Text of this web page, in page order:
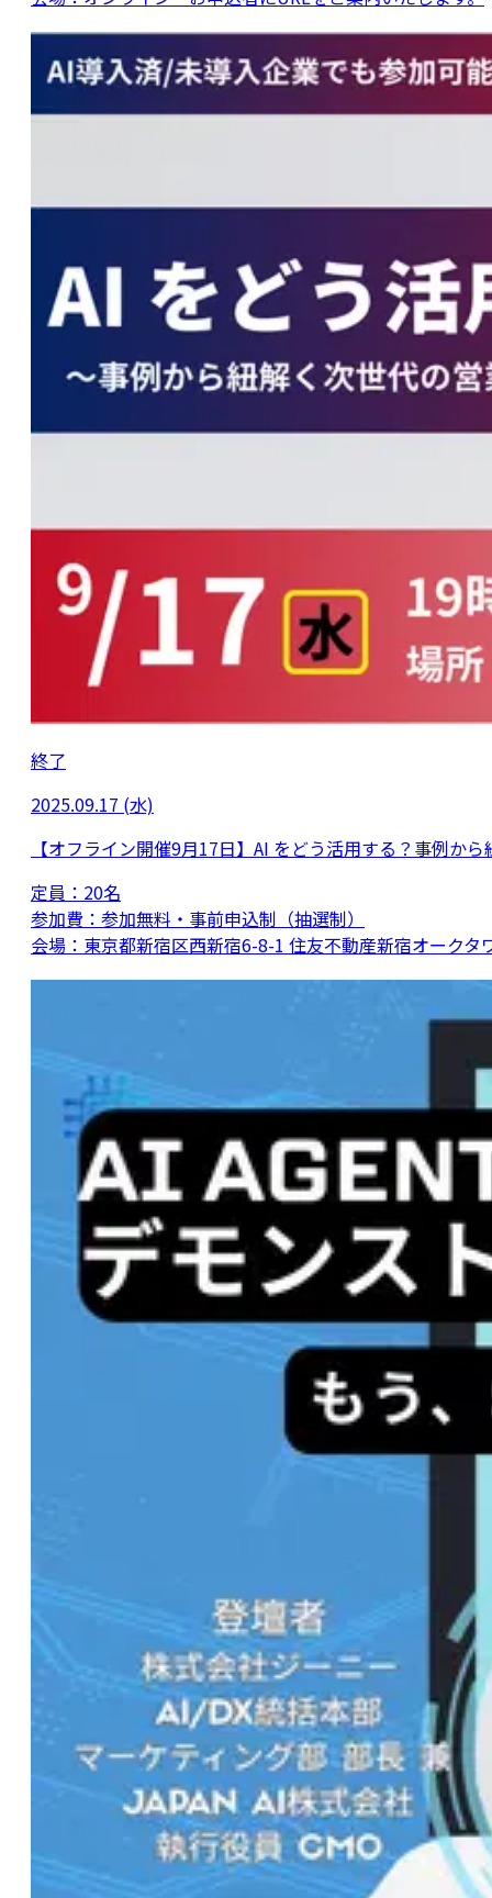
終了
2025.09.17 (水)
【オフライン開催9月17日】AI をどう活用する？事例か
定員： 20名
参加費： 参加無料・事前申込制（抽選制）
会場： 東京都新宿区西新宿6-8-1 住友不動産新宿オークタ